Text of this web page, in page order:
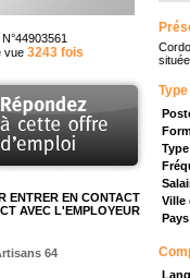
vue 3243 fois
ENTRER EN CONTACT
AVEC L'EMPLOYEUR
64
Ville